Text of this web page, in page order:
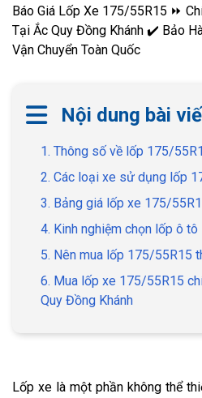
Báo Giá Lốp Xe 175/55R15 ⏩
Tại Ắc Quy Đồng Khánh ✔️ Bảo
Vận Chuyển Toàn Quốc
Nội dung bài
1. Thông số về lốp 175/
2. Các loại xe sử dụng lốp
3. Bảng giá lốp xe 175/
4. Kinh nghiệm chọn lốp ô
5. Nên mua lốp 175/55R15
6. Mua lốp xe 175/55R15
Quy Đồng Khánh
Lốp xe là một phần không thể